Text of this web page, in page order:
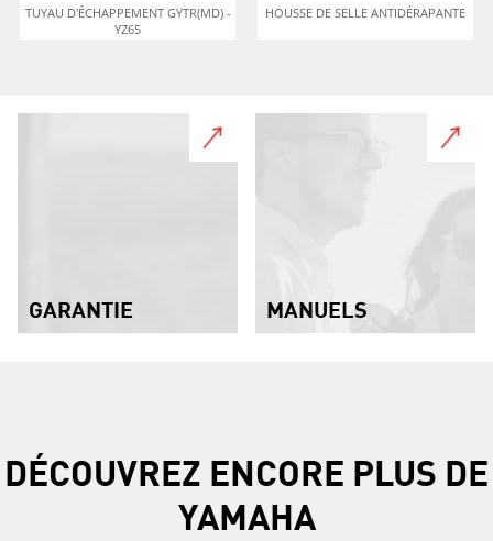
TUYAU D'ÉCHAPPEMENT GYTR(MD) -
YZ65
HOUSSE DE SELLE ANTIDÉRAPANTE
GARANTIE MANUELS
DÉCOUVREZ ENCORE PLUS DE
YAMAHA